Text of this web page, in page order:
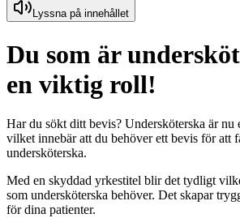
Lyssna på innehållet
Du som är
en viktig roll!
Har du sökt ditt bevis? Undersköterska är nu
vilket innebär att du behöver ett bevis för att
undersköterska.
Med en skyddad yrkestitel blir det tydligt
som undersköterska behöver. Det skapar
för dina patienter.